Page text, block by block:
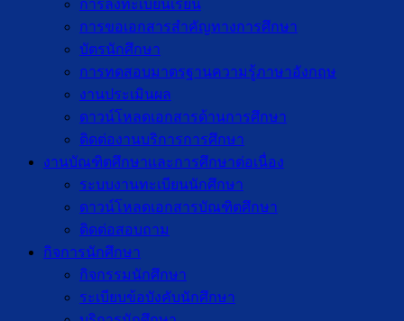
การลงทะเบียนเรียน
การขอเอกสารสำคัญทางการศึกษา
บัตรนักศึกษา
การทดสอบมาตรฐานความรู้ภาษาอังกฤษ
งานประเมินผล
ดาวน์โหลดเอกสารด้านการศึกษา
ติดต่องานบริการการศึกษา
งานบัณฑิตศึกษาเเละการศึกษาต่อเนื่อง
ระบบงานทะเบียนนักศึกษา
ดาวน์โหลดเอกสารบัณฑิตศึกษา
ติดต่อสอบถาม
กิจการนักศึกษา
กิจกรรมนักศึกษา
ระเบียบข้อบังคับนักศึกษา